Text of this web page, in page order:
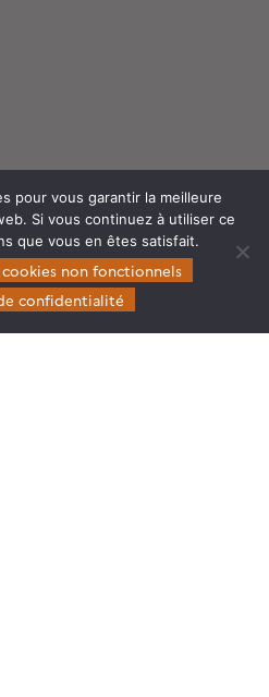
pour vous garantir la meilleure
Si vous continuez à utiliser ce
que vous en êtes satisfait.
cookies non fonctionnels
confidentialité